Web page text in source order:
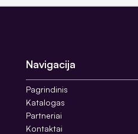
Navigacija
Pagrindinis
Katalogas
Partneriai
Kontaktai